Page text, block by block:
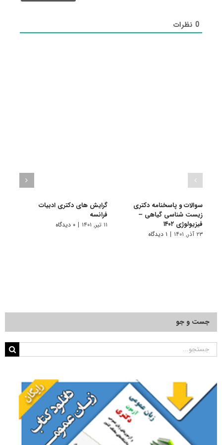
0نظرات
سوالات و پاسخنامه دکتری
زیست شناسی گیاهی –
فیزیولوژی ۱۴۰۲
۲۳ آذر, ۱۴۰۱ | ۱ دیدگاه
گرایش های دکتری ادبیات
فراﻧﺴﻪ
۱۱ تیر, ۱۴۰۱ | ۰ دیدگاه
جست و جو
جستجو